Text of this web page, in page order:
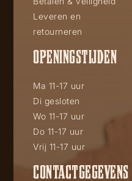
Leveren en
retourneren
OPENINGSTIJDEN
Ma 11-17 uur
Di gesloten
Wo 11-17 uur
Do 11-17 uur
Vrij 11-17 uur
CONTACTGEGEVENS